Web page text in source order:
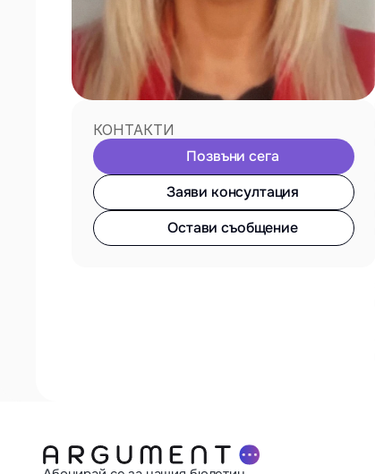
КОНТАКТИ
Позвъни сега
Заяви консултация
Остави съобщение